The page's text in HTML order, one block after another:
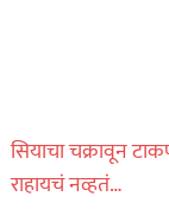
सियाचा चक्रावून
राहायचं नव्हतं…